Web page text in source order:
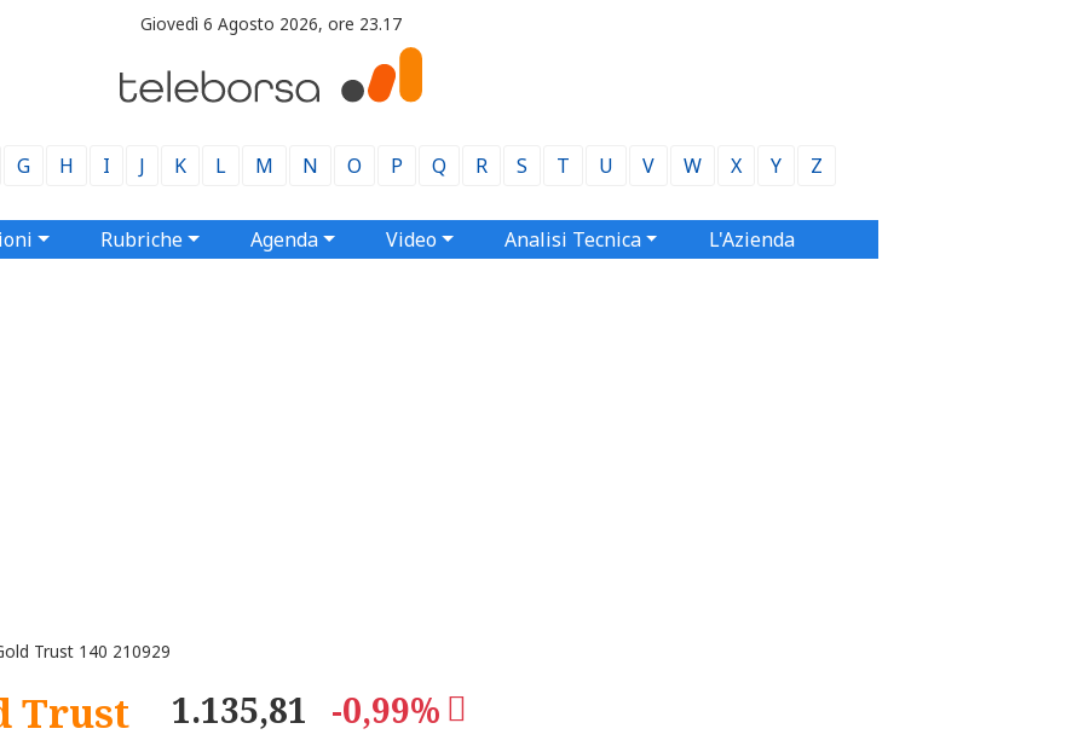
Giovedì 6 Agosto 2026, ore 23.17
G H I J K L M N O P Q R S T U V W X Y Z
Rubriche Agenda Video Analisi Tecnica L'Azienda
Trust 140 210929
Trust 1.135,81 -0,99%